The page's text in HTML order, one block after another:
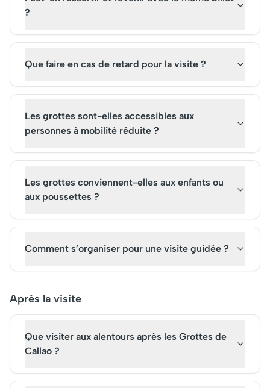
?
Que faire en cas de retard pour la visite ?
Les grottes sont-elles accessibles aux
personnes à mobilité réduite ?
Les grottes conviennent-elles aux enfants ou
aux poussettes ?
Comment s’organiser pour une visite guidée ?
Après la visite
Que visiter aux alentours après les Grottes de
Callao ?